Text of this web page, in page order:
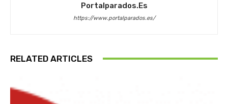
Portalparados.es
https://www.portalparados.es/
RELATED ARTICLES